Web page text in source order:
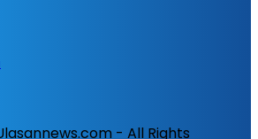
- All Rights